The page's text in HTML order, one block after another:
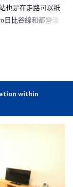
也是在走路可以抵
日比谷線和都營淺
1 Share House的木
大家在這間Share H
的地理位置，絕對
within